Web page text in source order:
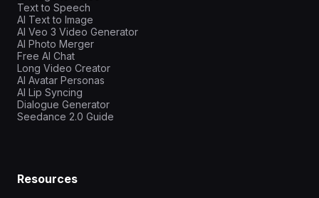
Text to Speech
AI Text to Image
AI Veo 3 Video Generator
AI Photo Merger
Free AI Chat
Long Video Creator
AI Avatar Personas
AI Lip Syncing
Dialogue Generator
Seedance 2.0 Guide
Resources